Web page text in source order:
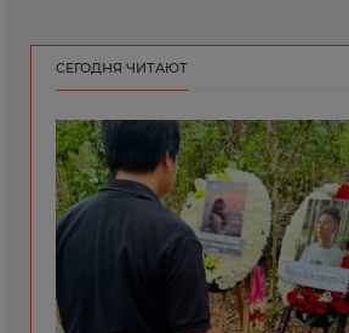
СЕГОДНЯ ЧИТАЮТ